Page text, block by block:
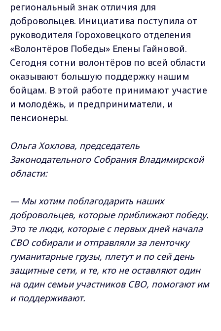
региональный знак отличия для
добровольцев. Инициатива поступила от
руководителя Гороховецкого отделения
«Волонтёров Победы» Елены Гайновой.
Сегодня сотни волонтёров по всей области
оказывают большую поддержку нашим
бойцам. В этой работе принимают участие
и молодёжь, и предприниматели, и
пенсионеры.
Ольга Хохлова, председатель
Законодательного Собрания Владимирской
области:
— Мы хотим поблагодарить наших
добровольцев, которые приближают победу.
Это те люди, которые с первых дней начала
СВО собирали и отправляли за ленточку
гуманитарные грузы, плетут и по сей день
защитные сети, и те, кто не оставляют один
на один семьи участников СВО, помогают им
и поддерживают.